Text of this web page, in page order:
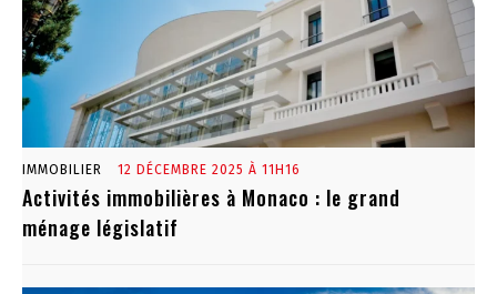
IMMOBILIER 12 DÉCEMBRE 2025 À 11H16
Activités immobilières à Monaco : le grand
ménage législatif